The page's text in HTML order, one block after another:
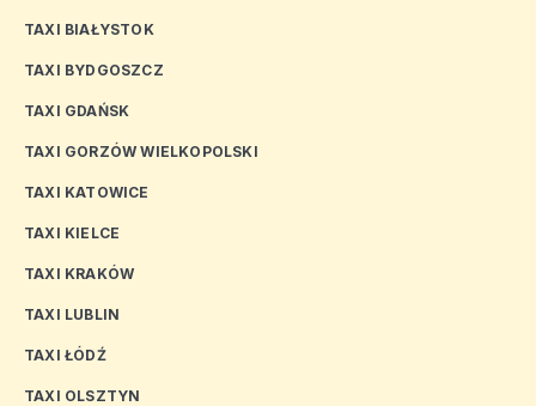
TAXI BIAŁYSTOK
TAXI BYDGOSZCZ
TAXI GDAŃSK
TAXI GORZÓW WIELKOPOLSKI
TAXI KATOWICE
TAXI KIELCE
TAXI KRAKÓW
TAXI LUBLIN
TAXI ŁÓDŹ
TAXI OLSZTYN